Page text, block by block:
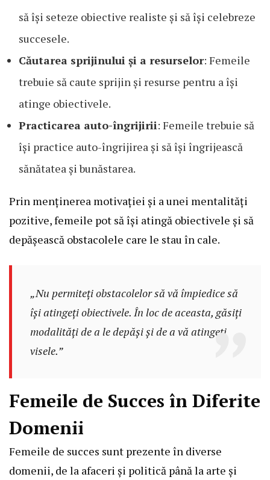
să își seteze obiective realiste și să își celebreze
succesele.
Căutarea sprijinului și a resurselor: Femeile
trebuie să caute sprijin și resurse pentru a își
atinge obiectivele.
Practicarea auto-îngrijirii: Femeile trebuie să
își practice auto-îngrijirea și să își îngrijească
sănătatea și bunăstarea.
Prin menținerea motivației și a unei mentalități
pozitive, femeile pot să își atingă obiectivele și să
depășească obstacolele care le stau în cale.
„Nu permiteți obstacolelor să vă împiedice să
își atingeți obiectivele. În loc de aceasta, găsiți
modalități de a le depăși și de a vă atingeți
visele.”
Femeile de Succes în Diferite
Domenii
Femeile de succes sunt prezente în diverse
domenii, de la afaceri și politică până la arte și